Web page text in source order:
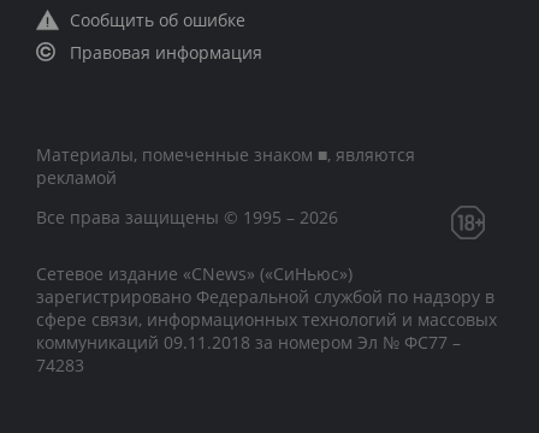
Сообщить об ошибке
Правовая информация
Материалы, помеченные знаком ■, являются
рекламой
Все права защищены © 1995 – 2026
Сетевое издание «CNews» («СиНьюс»)
зарегистрировано Федеральной службой по надзору в
сфере связи, информационных технологий и массовых
коммуникаций 09.11.2018 за номером Эл № ФС77 –
74283